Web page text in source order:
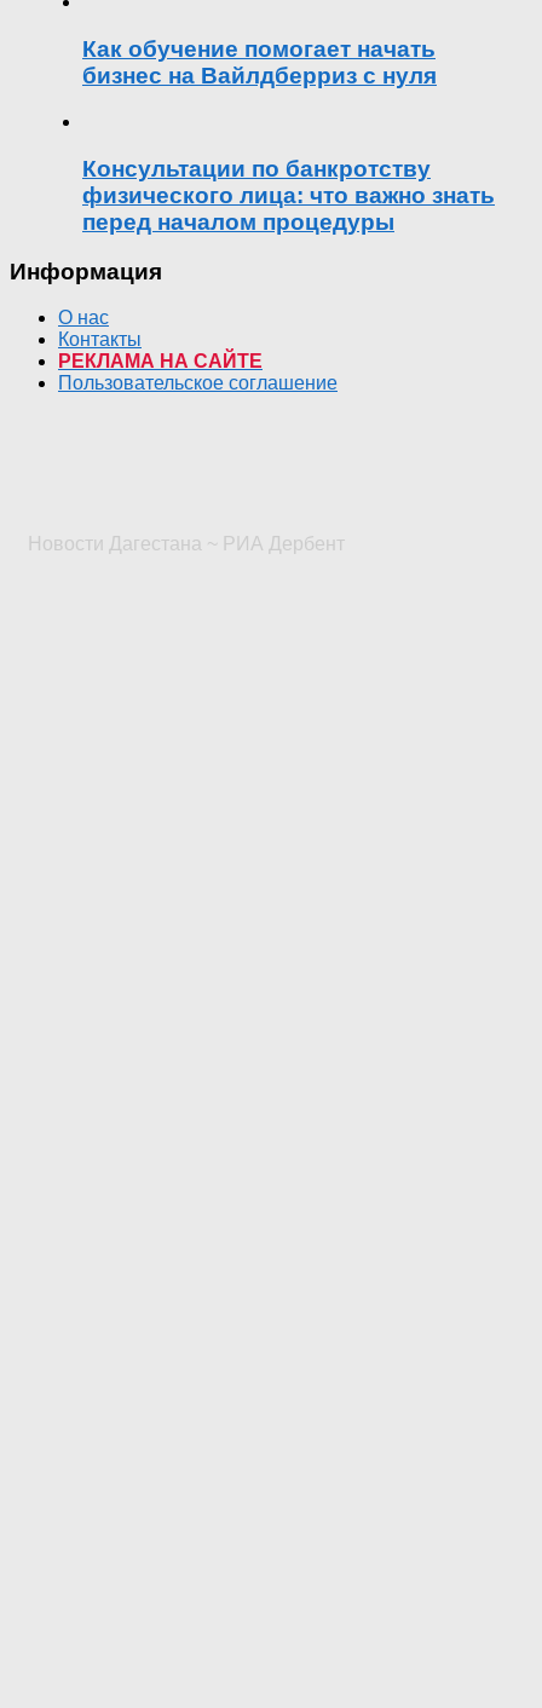
Как обучение помогает начать
бизнес на Вайлдберриз с нуля
Консультации по банкротству
физического лица: что важно знать
перед началом процедуры
Информация
О нас
Контакты
РЕКЛАМА НА САЙТЕ
Пользовательское соглашение
Новости Дагестана ~ РИА Дербент